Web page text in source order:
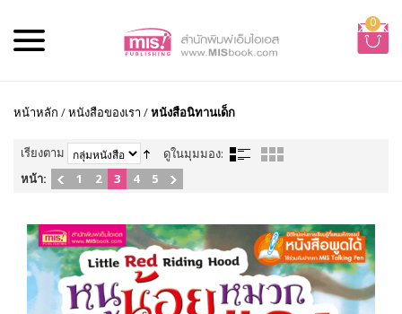
0
หน้าหลัก /หนังสือของเรา /หนังสือนิทานเด็ก
เรียงตาม
ดูในมุมมอง:
หน้า:
1 2 3 4 5